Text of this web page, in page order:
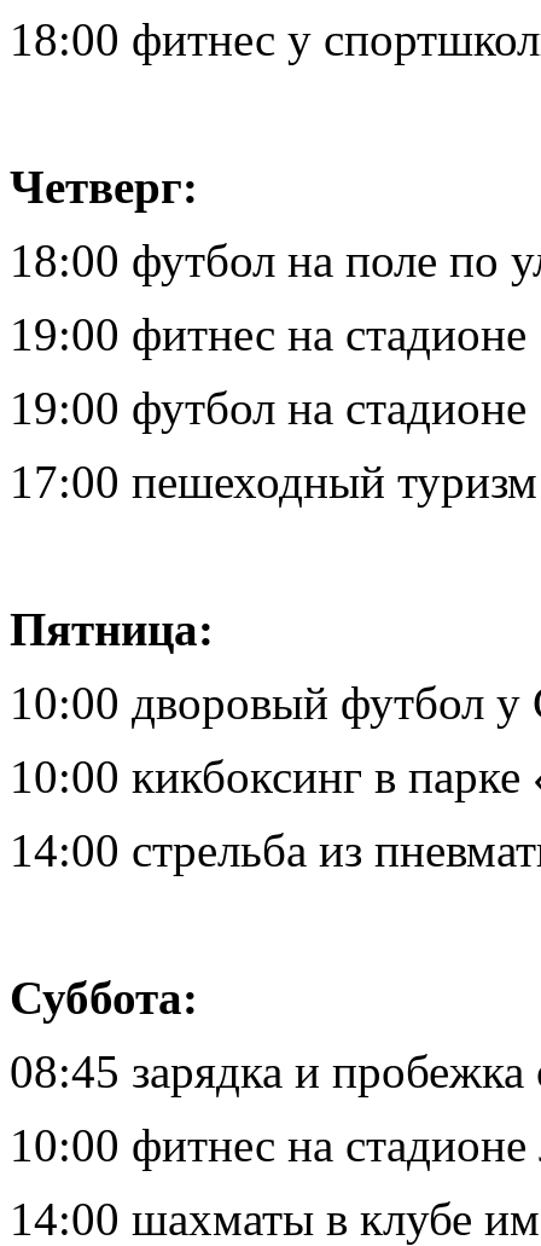
18:00 фитнес у
Четверг:
18:00 футбол на поле по
19:00 фитнес на
19:00 футбол на
17:00 пешеходный
Пятница:
10:00 дворовый футбол
10:00 кикбоксинг в парке
14:00 стрельба из
Суббота:
08:45 зарядка и пробежка
10:00 фитнес на
14:00 шахматы в клубе